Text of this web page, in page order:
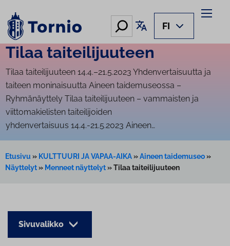
sisältöön
Hae Käännä sivu
FI
Tilaa tai­tei­li­juu­teen
Tilaa tai­tei­li­juu­teen 14.4.–21.5.2023 Yhdenvertaisuutta ja
taiteen moninaisuutta Aineen taidemuseossa –
Ryhmänäyttely Tilaa taiteilijuuteen – vammaisten ja
viittomakielisten taiteilijoiden
yhdenvertaisuus 14.4.-21.5.2023 Aineen…
Etusivu » KULTTUURI JA VAPAA-AIKA»Aineen taidemuseo»
Näyttelyt» Menneet näyttelyt»Tilaa taiteilijuuteen
Sivuvalikko